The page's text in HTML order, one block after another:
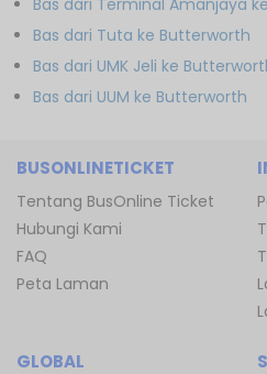
Bas dari Tuta ke Butterworth
Bas dari UMK Jeli ke
Bas dari UUM ke Butterworth
BUSONLINETICKET
Tentang BusOnline Ticket
Hubungi Kami
FAQ
Peta Laman
GLOBAL